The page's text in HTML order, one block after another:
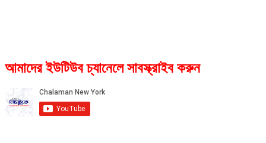
আমাদের ইউটিউব চ্যানেলে সাবস্ক্রাইব করুন